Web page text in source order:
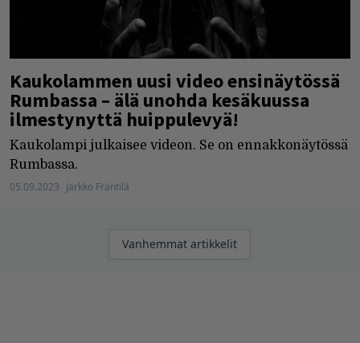
Kaukolammen uusi video ensinäytössä
Rumbassa – älä unohda kesäkuussa
ilmestynyttä huippulevyä!
Kaukolampi julkaisee videon. Se on ennakkonäytössä
Rumbassa.
05.09.2023 Jarkko Fräntilä
Artikkelien
Vanhemmat artikkelit